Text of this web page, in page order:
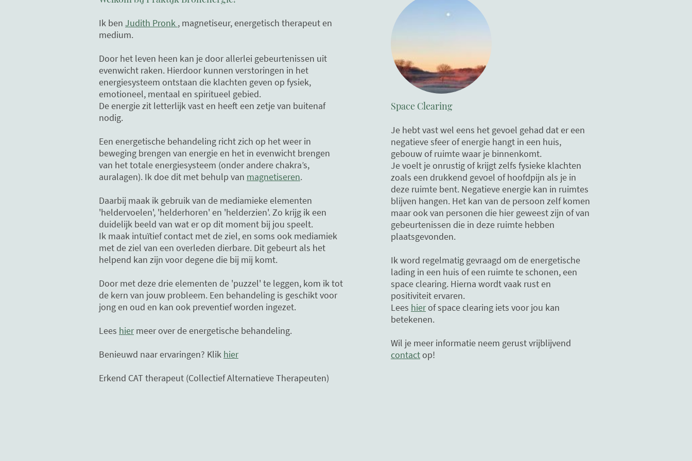
Ik ben Judith Pronk , magnetiseur, energetisch therapeut en
medium.
Door het leven heen kan je door allerlei gebeurtenissen uit
evenwicht raken. Hierdoor kunnen verstoringen in het
energiesysteem ontstaan die klachten geven op fysiek,
emotioneel, mentaal en spiritueel gebied.
De energie zit letterlijk vast en heeft een zetje van buitenaf
nodig.
Een energetische behandeling richt zich op het weer in
beweging brengen van energie en het in evenwicht brengen
van het totale energiesysteem (onder andere chakra’s,
auralagen). Ik doe dit met behulp van magnetiseren.
Daarbij maak ik gebruik van de mediamieke elementen
'heldervoelen', 'helderhoren' en 'helderzien'. Zo krijg ik een
duidelijk beeld van wat er op dit moment bij jou speelt.
Ik maak intuïtief contact met de ziel, en soms ook mediamiek
met de ziel van een overleden dierbare. Dit gebeurt als het
helpend kan zijn voor degene die bij mij komt.
Door met deze drie elementen de 'puzzel' te leggen, kom ik tot
de kern van jouw probleem. Een behandeling is geschikt voor
jong en oud en kan ook preventief worden ingezet.
Lees hiermeer over de energetische behandeling.
Benieuwd naar ervaringen? Klik hier
Erkend CAT therapeut (Collectief Alternatieve Therapeuten)
Space Clearing
Je hebt vast wel eens het gevoel gehad dat er een
negatieve sfeer of energie hangt in een huis,
gebouw of ruimte waar je binnenkomt.
Je voelt je onrustig of krijgt zelfs fysieke klachten
zoals een drukkend gevoel of hoofdpijn als je in
deze ruimte bent. Negatieve energie kan in ruimtes
blijven hangen. Het kan van de persoon zelf komen
maar ook van personen die hier geweest zijn of van
gebeurtenissen die in deze ruimte hebben
plaatsgevonden.
Ik word regelmatig gevraagd om de energetische
lading in een huis of een ruimte te schonen, een
space clearing. Hierna wordt vaak rust en
positiviteit ervaren.
Lees hierof space clearing iets voor jou kan
betekenen.
Wil je meer informatie neem gerust vrijblijvend
contactop!